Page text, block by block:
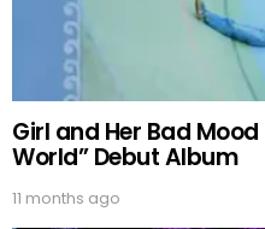
Girl and Her Bad
World” Debut Album
11 months ago